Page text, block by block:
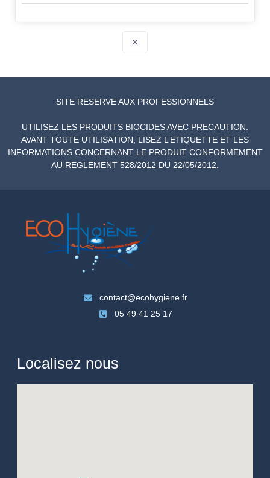
✕
SITE RESERVE AUX PROFESSIONNELS
UTILISEZ LES PRODUITS BIOCIDES AVEC PRECAUTION.
AVANT TOUTE UTILISATION, LISEZ L’ETIQUETTE ET LES
INFORMATIONS CONCERNANT LE PRODUIT CONFORMEMENT
AU REGLEMENT 528/2012 DU 22/05/2012.
contact@ecohygiene.fr
05 49 41 25 17
Localisez nous